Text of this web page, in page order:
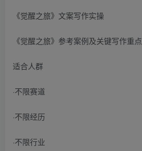
《觉醒之旅》文案写作实操
《觉醒之旅》参考案例及关键写作重点
适合人群
·不限赛道
·不限经历
·不限行业